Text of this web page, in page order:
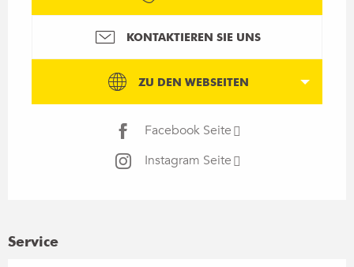
KONTAKTIEREN SIE UNS
ZU DEN WEBSEITEN
Facebook Seite
Instagram Seite
Service